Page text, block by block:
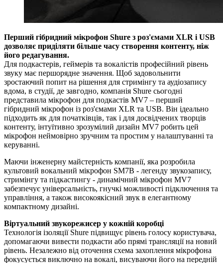
Перший гібридний мікрофон Shure з роз'ємами XLR і USB
дозволяє приділяти більше часу створення контенту, ніж
його редагування.
Для подкастерів, геймерів та вокалістів професійний рівень
звуку має першорядне значення. Щоб задовольнити
зростаючий попит на рішення для стримінгу та аудіозапису
вдома, в студії, де завгодно, компанія Shure сьогодні
представила мікрофон для подкастів MV7 – перший
гібридний мікрофон із роз'ємами XLR та USB. Він ідеально
підходить як для початківців, так і для досвідчених творців
контенту, інтуїтивно зрозумілий дизайн MV7 робить цей
мікрофон неймовірно зручним та простим у налаштуванні та
керуванні.
Маючи інженерну майстерність компанії, яка розробила
культовий вокальний мікрофон SM7B - легенду звукозапису,
стримінгу та підкастингу - динамічний мікрофон MV7
забезпечує універсальність, гнучкі можливості підключення та
управління, а також високоякісний звук в елегантному
компактному дизайні.
Віртуальний звукорежисер у кожній коробці
Технологія ізоляції Shure підвищує рівень голосу користувача,
допомагаючи вивести подкасти або прямі трансляції на новий
рівень. Незалежно від оточення схема захоплення мікрофона
фокусується виключно на вокалі, висуваючи його на передній